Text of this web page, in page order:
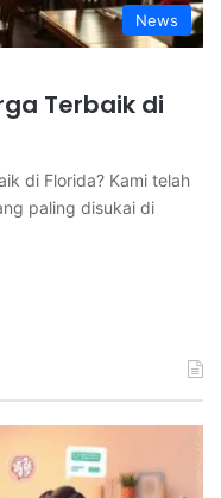
News
Terbaik di
di Florida? Kami telah
paling disukai di